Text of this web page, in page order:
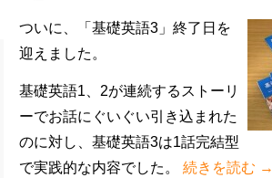
ついに、「基礎英語3」終了日を
迎えました。
基礎英語1、2が連続するストーリ
ーでお話にぐいぐい引き込まれた
のに対し、基礎英語3は1話完結型
で実践的な内容でした。続きを読む →